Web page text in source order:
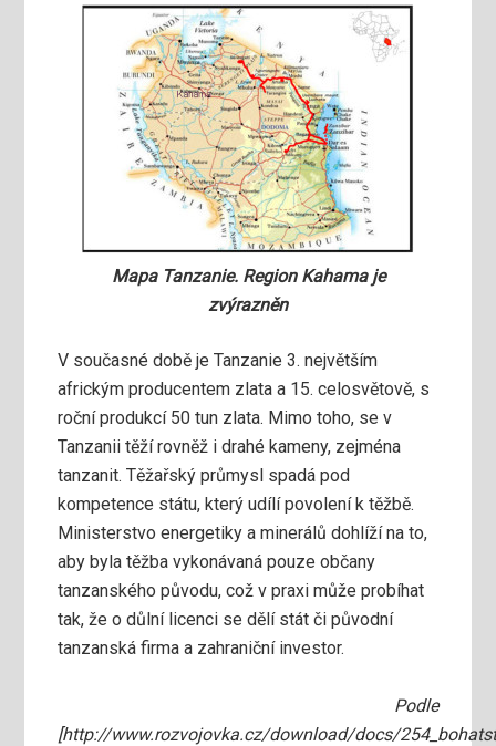
Mapa Tanzanie. Region Kahama je
zvýrazněn
V současné době je Tanzanie 3. největším
africkým producentem zlata a 15. celosvětově, s
roční produkcí 50 tun zlata. Mimo toho, se v
Tanzanii těží rovněž i drahé kameny, zejména
tanzanit. Těžařský průmysl spadá pod
kompetence státu, který udílí povolení k těžbě.
Ministerstvo energetiky a minerálů dohlíží na to,
aby byla těžba vykonávaná pouze občany
tanzanského původu, což v praxi může probíhat
tak, že o důlní licenci se dělí stát či původní
tanzanská firma a zahraniční investor.
Podle
[http://www.rozvojovka.cz/download/docs/